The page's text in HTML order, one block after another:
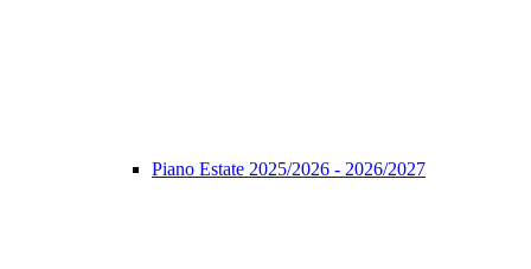
Piano Estate 2025/2026 - 2026/2027